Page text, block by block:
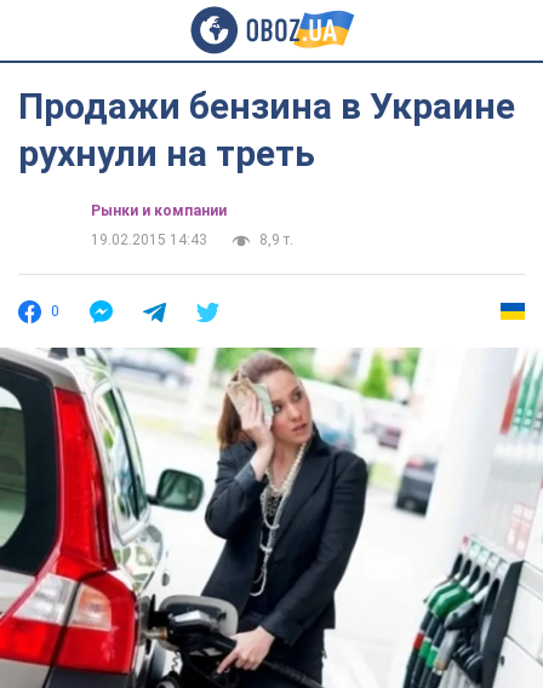
Продажи бензина в Украине
рухнули на треть
Рынки и компании
19.02.2015 14:43
8,9 т.
0